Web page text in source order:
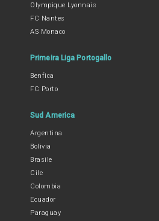
Olympique Lyonnais
FC Nantes
AS Monaco
Primeira Liga Portogallo
Benfica
FC Porto
Sud America
Argentina
Bolivia
Brasile
Cile
Colombia
Ecuador
Paraguay